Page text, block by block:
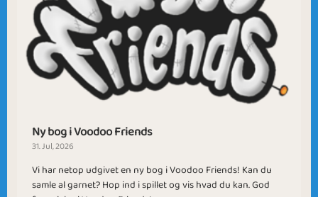
Winter Holiday In The Mood
Ny bog i Voodoo Friends
31. Jul, 2026
Vi har netop udgivet en ny bog i Voodoo Friends! Kan du
samle al garnet? Hop ind i spillet og vis hvad du kan. God